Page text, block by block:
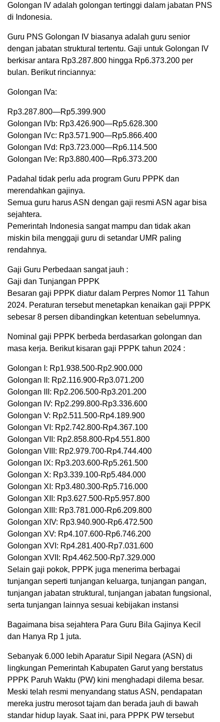
Golongan IV adalah golongan tertinggi dalam jabatan PNS
di Indonesia.
Guru PNS Golongan IV biasanya adalah guru senior
dengan jabatan struktural tertentu. Gaji untuk Golongan IV
berkisar antara Rp3.287.800 hingga Rp6.373.200 per
bulan. Berikut rinciannya:
Golongan IVa:
Rp3.287.800—Rp5.399.900
Golongan IVb: Rp3.426.900—Rp5.628.300
Golongan IVc: Rp3.571.900—Rp5.866.400
Golongan IVd: Rp3.723.000—Rp6.114.500
Golongan IVe: Rp3.880.400—Rp6.373.200
Padahal tidak perlu ada program Guru PPPK dan
merendahkan gajinya.
Semua guru harus ASN dengan gaji resmi ASN agar bisa
sejahtera.
Pemerintah Indonesia sangat mampu dan tidak akan
miskin bila menggaji guru di setandar UMR paling
rendahnya.
Gaji Guru Perbedaan sangat jauh :
Gaji dan Tunjangan PPPK
Besaran gaji PPPK diatur dalam Perpres Nomor 11 Tahun
2024. Peraturan tersebut menetapkan kenaikan gaji PPPK
sebesar 8 persen dibandingkan ketentuan sebelumnya.
Nominal gaji PPPK berbeda berdasarkan golongan dan
masa kerja. Berikut kisaran gaji PPPK tahun 2024 :
Golongan I: Rp1.938.500-Rp2.900.000
Golongan II: Rp2.116.900-Rp3.071.200
Golongan III: Rp2.206.500-Rp3.201.200
Golongan IV: Rp2.299.800-Rp3.336.600
Golongan V: Rp2.511.500-Rp4.189.900
Golongan VI: Rp2.742.800-Rp4.367.100
Golongan VII: Rp2.858.800-Rp4.551.800
Golongan VIII: Rp2.979.700-Rp4.744.400
Golongan IX: Rp3.203.600-Rp5.261.500
Golongan X: Rp3.339.100-Rp5.484.000
Golongan XI: Rp3.480.300-Rp5.716.000
Golongan XII: Rp3.627.500-Rp5.957.800
Golongan XIII: Rp3.781.000-Rp6.209.800
Golongan XIV: Rp3.940.900-Rp6.472.500
Golongan XV: Rp4.107.600-Rp6.746.200
Golongan XVI: Rp4.281.400-Rp7.031.600
Golongan XVII: Rp4.462.500-Rp7.329.000
Selain gaji pokok, PPPK juga menerima berbagai
tunjangan seperti tunjangan keluarga, tunjangan pangan,
tunjangan jabatan struktural, tunjangan jabatan fungsional,
serta tunjangan lainnya sesuai kebijakan instansi
Bagaimana bisa sejahtera Para Guru Bila Gajinya Kecil
dan Hanya Rp 1 juta.
Sebanyak 6.000 lebih Aparatur Sipil Negara (ASN) di
lingkungan Pemerintah Kabupaten Garut yang berstatus
PPPK Paruh Waktu (PW) kini menghadapi dilema besar.
Meski telah resmi menyandang status ASN, pendapatan
mereka justru merosot tajam dan berada jauh di bawah
standar hidup layak. Saat ini, para PPPK PW tersebut